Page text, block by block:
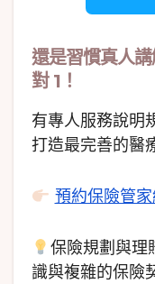
還是習慣真人
對 1！
有專人服務說明
打造最完善的醫
預約保險管
保險規劃與理
識與複雜的保險